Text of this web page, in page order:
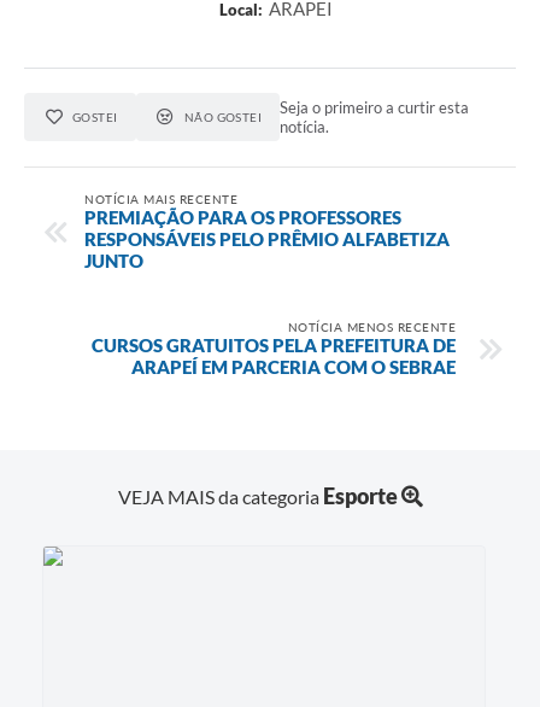
Local: ARAPEI
GOSTEI NÃO GOSTEI
Seja o primeiro a curtir esta
notícia.
NOTÍCIA MAIS RECENTE
PREMIAÇÃO PARA OS PROFESSORES
RESPONSÁVEIS PELO PRÊMIO ALFABETIZA
JUNTO
NOTÍCIA MENOS RECENTE
CURSOS GRATUITOS PELA PREFEITURA DE
ARAPEÍ EM PARCERIA COM O SEBRAE
VEJA MAIS da categoria Esporte